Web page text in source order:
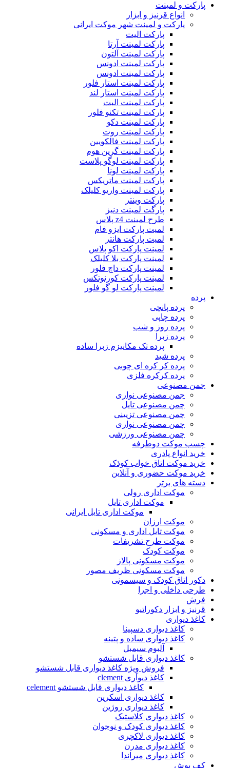
پارکت و لمینت
انواع قرنیز و ابزار
پارکت و لمینت شهر موکت ایرانی
پارکت الیت
پارکت لمینت آرتا
پارکت لمینت آلتون
پارکت لمینت ادونس
پارکت لمینت ادونس
پارکت لمینت استار فلور
پارکت لمینت استار لند
پارکت لمینت الیت
پارکت لمینت تکنو فلور
پارکت لمینت دکو
پارکت لمینت روت
پارکت لمینت فالکویین
پارکت لمینت گرین هوم
پارکت لمینت لوگو پلاست
پارکت لمینت لونا
پارکت لمینت ماتریکس
پارکت لمینت واریو کلیلک
پارکت وینتر
پارگت لمینت دنیز
طرح لمینت z4 پلاس
لمیت پارکت ایزو فام
لمیت پارکت هانتر
لمینت پارکت اکو پلاس
لمینت پارکت بلا کلیلک
لمینت پارکت داچ فلور
لمینت پارکت کورنوتکس
لمینت پارکت لو گو فلور
پرده
پرده پانچی
پرده چاپی
پرده روز و شب
پرده زبرا
پرده تک مکانیزم زبرا ساده
پرده شید
پرده کر کره ای چوبی
پرده کرکره فلزی
جمن مصنوعی
جمن مصنوعی نواری
چمن مصنوعی تایل
چمن مصنوعی تزیینی
چمن مصنوعی نواری
چمن مصنوعی ورزشی
چسب موکت دوطرفه
خرید انواع پادری
خرید موکت اتاق خواب کوذک
خرید موکت حضوری و آنلاین
دسته های برتر
موکت اداری رولی
موکت اداری تایل
موکت اداری تایل ایرانی
موکت ارزان
موکت تایل اداری و مسکونی
موکت طرح تشریفات
موکت کودک
موکت مسکونی پالاز
موکت مسکونی ظریف مصور
دکور اتاق کودک و سیسمونی
طرحی داخلی و اجرا
فرش
قرنیز و ابزار دکوراتیو
کاغذ دیواری
کاغذ دیواری دسپینا
کاغذ دیواری ساده و پتینه
آلبوم سیمبل
کاغذ دیواری قابل شستشو
فروش وِیژه کاغذ دیواری قابل شستشو
کاغذ دیواری clement
کاغذ دیواری قابل شستشو celement
کاغذ دیواری اسکرین
کاغذ دیواری روژین
کاغذ دیواری کلاستیک
کاغذ دیواری کودک و نوجوان
کاغذ دیواری لاکچری
کاغذ دیواری مدرن
کاغذ دیواری میراندا
کف پوش